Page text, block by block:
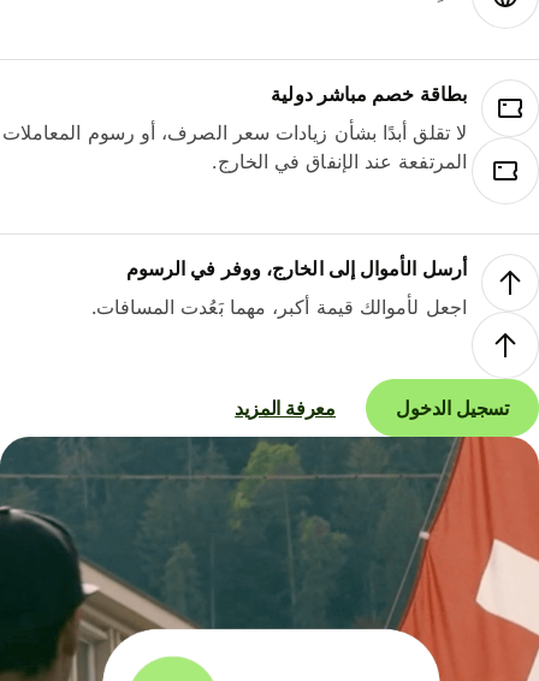
بطاقة خصم مباشر دولية
لا تقلق أبدًا بشأن زيادات سعر الصرف، أو رسوم المعاملات
المرتفعة عند الإنفاق في الخارج.
أرسل الأموال إلى الخارج، ووفر في الرسوم
اجعل لأموالك قيمة أكبر، مهما بَعُدت المسافات.
تسجيل الدخول معرفة المزيد